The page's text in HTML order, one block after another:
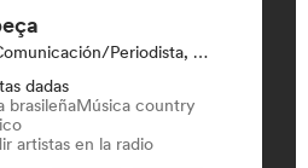
Medios De Comunicación/Periodista, Emisoras De Radio
dadas
brasileñaMúsica country
artistas en la radio